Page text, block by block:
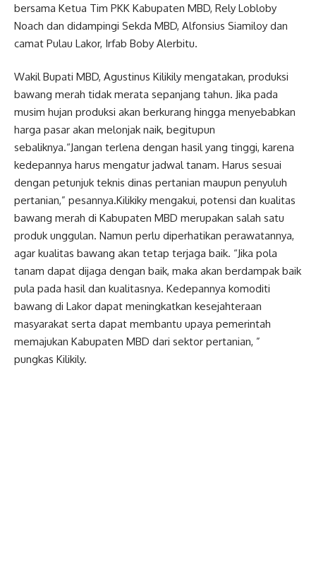
bersama Ketua Tim PKK Kabupaten MBD, Rely Lobloby
Noach dan didampingi Sekda MBD, Alfonsius Siamiloy dan
camat Pulau Lakor, Irfab Boby Alerbitu.
Wakil Bupati MBD, Agustinus Kilikily mengatakan, produksi
bawang merah tidak merata sepanjang tahun. Jika pada
musim hujan produksi akan berkurang hingga menyebabkan
harga pasar akan melonjak naik, begitupun
sebaliknya.“Jangan terlena dengan hasil yang tinggi, karena
kedepannya harus mengatur jadwal tanam. Harus sesuai
dengan petunjuk teknis dinas pertanian maupun penyuluh
pertanian,” pesannya.Kilikiky mengakui, potensi dan kualitas
bawang merah di Kabupaten MBD merupakan salah satu
produk unggulan. Namun perlu diperhatikan perawatannya,
agar kualitas bawang akan tetap terjaga baik. “Jika pola
tanam dapat dijaga dengan baik, maka akan berdampak baik
pula pada hasil dan kualitasnya. Kedepannya komoditi
bawang di Lakor dapat meningkatkan kesejahteraan
masyarakat serta dapat membantu upaya pemerintah
memajukan Kabupaten MBD dari sektor pertanian, ”
pungkas Kilikily.